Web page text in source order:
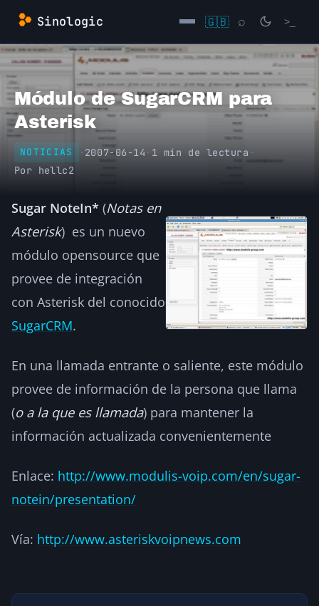
Saltar
contenido
Sinologic 🇬🇧 ⌕ >_
→
Módulo de SugarCRM para
Asterisk
NOTICIAS · 2007-06-14 · 1 min de lectura ·
Por hellc2
Sugar NoteIn* (Notas en
Asterisk) es un nuevo
módulo opensource que
provee de integración
con Asterisk del conocido
SugarCRM.
En una llamada entrante o saliente, este módulo
provee de información de la persona que llama
(o a la que es llamada) para mantener la
información actualizada convenientemente
Enlace: http://www.modulis-voip.com/en/sugar-
notein/presentation/
Vía: http://www.asteriskvoipnews.com